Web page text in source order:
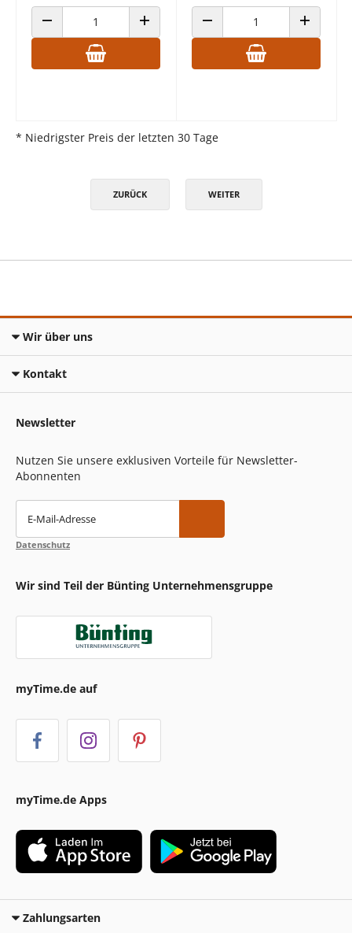
ANZAHL VERRINGERN ANZAHL ERHÖHENANZAHL VERRINGERN ANZAHL
* Niedrigster Preis der letzten 30 Tage
ZURÜCK WEITER
Wir über uns
Kontakt
Newsletter
Nutzen Sie unsere exklusiven Vorteile für Newsletter-
Abonnenten
E-Mail-Adresse
Datenschutz
Wir sind Teil der Bünting Unternehmensgruppe
myTime.de auf
myTime.de Apps
Zahlungsarten